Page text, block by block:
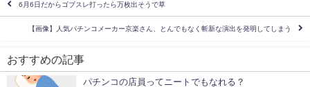
6月6日だからゴブスレ打ったら万枚出そうで草
【画像】人気パチンコメーカー京楽さん、とんでもなく斬新な演出を発明してしまう
おすすめの記事
パチンコの店員ってニートでもなれる？